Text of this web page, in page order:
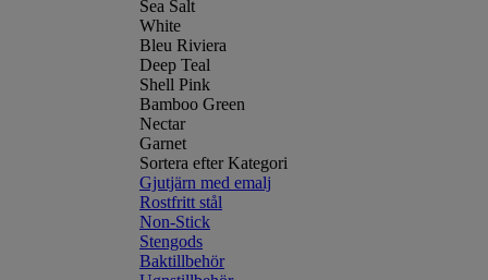
Sea Salt
White
Bleu Riviera
Deep Teal
Shell Pink
Bamboo Green
Nectar
Garnet
Sortera efter Kategori
Gjutjärn med emalj
Rostfritt stål
Non-Stick
Stengods
Baktillbehör